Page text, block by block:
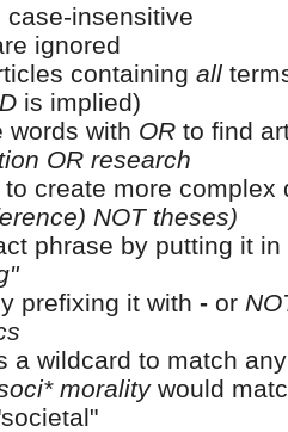
case-insensitive
ignored
containing all
is implied)
words with OR to find
OR research
to create more
NOT theses)
phrase by putting it
prefixing it with - or
a wildcard to match
moralitywould